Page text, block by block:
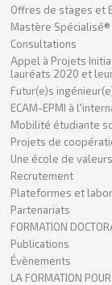
Offres de stages et
Mastère Spécialisé®
Consultations
Appel à Projets
lauréats 2020 et
Futur(e)s
ECAM-EPMI à
Mobilité étudiante
Projets de
Une école de valeurs
Recrutement
Plateformes et
Partenariats
FORMATION
Publications
Évènements
LA FORMATION